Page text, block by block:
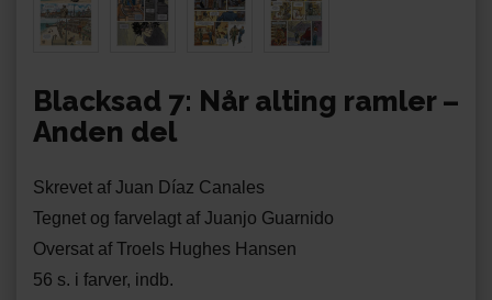
Blacksad 7: Når alting ramler –
Anden del
Skrevet af Juan Díaz Canales
Tegnet og farvelagt af Juanjo Guarnido
Oversat af Troels Hughes Hansen
56 s. i farver, indb.